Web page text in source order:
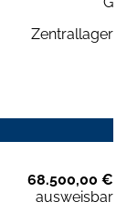
Zentrallager
68.500,00 €
ausweisbar